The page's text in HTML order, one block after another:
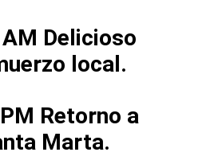
Delicioso
local.
Retorno a
Marta.